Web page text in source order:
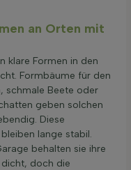
an Orten mit
klare Formen in den
Formbäume für den
schmale Beete oder
geben solchen
Diese
lange stabil.
behalten sie ihre
doch die